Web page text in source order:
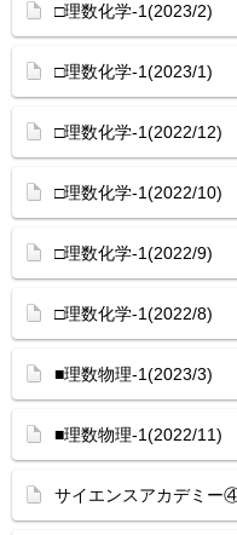
□理数化学-1(2023/2)
□理数化学-1(2023/1)
□理数化学-1(2022/12)
□理数化学-1(2022/10)
□理数化学-1(2022/9)
□理数化学-1(2022/8)
■理数物理-1(2023/3)
■理数物理-1(2022/11)
サイエンスアカデミー